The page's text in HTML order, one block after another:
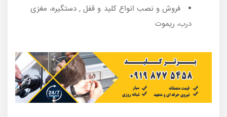
فروش و نصب انواع کلید و قفل , دستگیره، مغزی
درب، ریموت